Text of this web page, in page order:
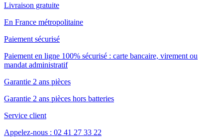
Livraison gratuite
En France métropolitaine
Paiement sécurisé
Paiement en ligne 100% sécurisé : carte bancaire, virement ou
mandat administratif
Garantie 2 ans pièces
Garantie 2 ans pièces hors batteries
Service client
Appelez-nous : 02 41 27 33 22